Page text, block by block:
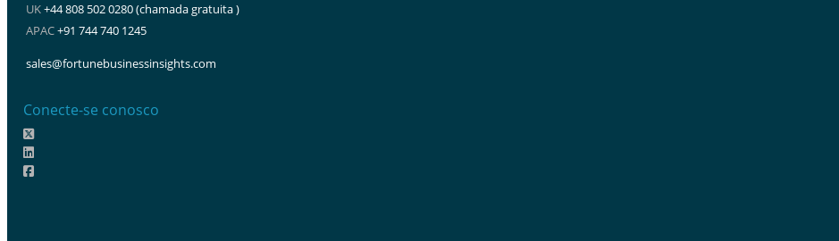
UK+44 808 502 0280 (chamada gratuita )
APAC+91 744 740 1245
sales@fortunebusinessinsights.com
Conecte-se conosco